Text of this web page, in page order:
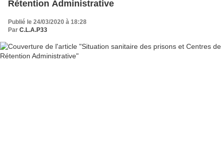
Rétention Administrative
Publié le 24/03/2020 à 18:28
Par C.L.A.P33